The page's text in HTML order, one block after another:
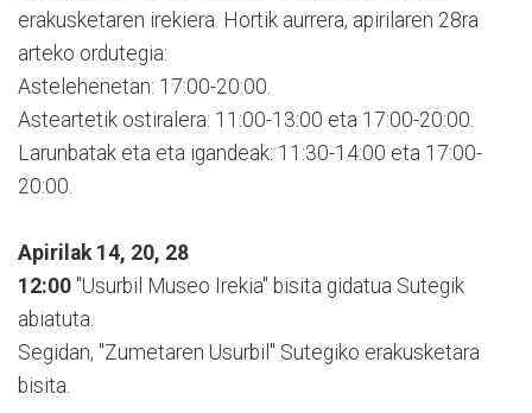
erakusketaren irekiera. Hortik aurrera, apirilaren 28ra
arteko ordutegia:
Astelehenetan: 17:00-20:00.
Asteartetik ostiralera: 11:00-13:00 eta 17:00-20:00.
Larunbatak eta eta igandeak: 11:30-14:00 eta 17:00-
20:00.
Apirilak 14, 20, 28
12:00 "Usurbil Museo Irekia" bisita gidatua Sutegik
abiatuta.
Segidan, "Zumetaren Usurbil" Sutegiko erakusketara
bisita.